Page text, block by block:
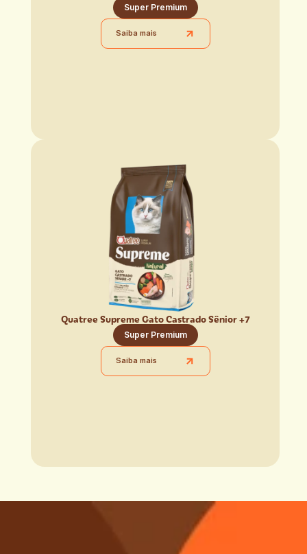
Super Premium
Saiba mais
Quatree Supreme Gato Castrado Sênior +7
Super Premium
Saiba mais